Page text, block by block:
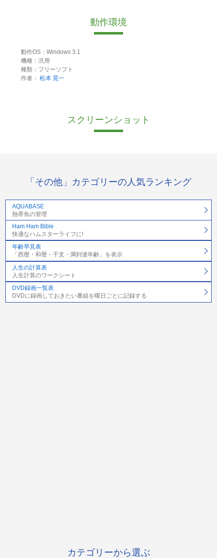
動作環境
動作OS：Windows 3.1
機種：汎用
種類：フリーソフト
作者： 松本 晃一
スクリーンショット
「その他」カテゴリーの人気ランキング
AQUABASE
熱帯魚の管理
Ham Ham Bible
快適なハムスターライフに!
年齢早見表
「西暦・和暦・干支・満到達年齢」を表示
人生の計算表
人生計算のワークシート
DVD録画一覧表
DVDに録画しておきたい番組を曜日ごとに記録する
カテゴリーから選ぶ